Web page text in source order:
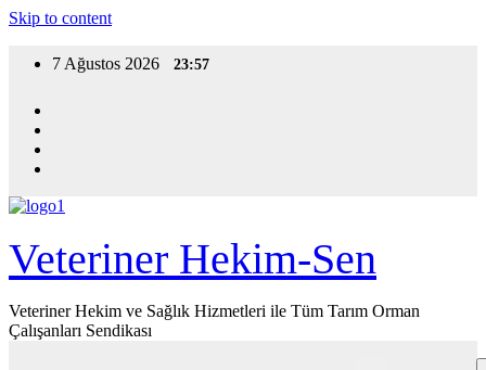
Skip to content
7 Ağustos 2026 23:57
Veteriner Hekim-Sen
Veteriner Hekim ve Sağlık Hizmetleri ile Tüm Tarım Orman
Çalışanları Sendikası